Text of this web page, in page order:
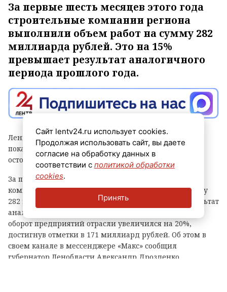
За первые шесть месяцев этого года
строительные компании региона
выполнили объем работ на сумму 282
миллиарда рублей. Это на 15%
превышает результат аналогичного
периода прошлого года.
Ленинградская область встречает День строителя с
показателями, которые говорит сам за себя: вопреки
осторожным прогнозам, отрасль растет год к году.
За первые шесть месяцев этого года строительные
компании региона выполнили объем работ на сумму
282 миллиарда рублей. Это на 15% превышает результат
аналогичного периода прошлого года. Финансовый
оборот предприятий отрасли увеличился на 20%,
достигнув отметки в 171 миллиард рублей. Об этом в
своем канале в мессенджере «Макс» сообщил
губернатор Ленобласти Александр Дрозденко.
Сайт lentv24.ru использует cookies.
Продолжая использовать сайт, вы даете
согласие на обработку данных в
соответствии с политикой обработки
cookies.
Принять